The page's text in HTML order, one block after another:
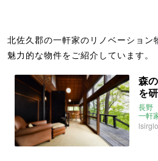
北佐久郡の一軒家のリノベーション
魅力的な物件をご紹介しています。
森
を
長野
一軒
ウッ